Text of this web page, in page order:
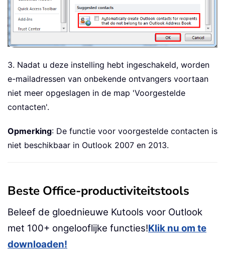
3. Nadat u deze instelling hebt ingeschakeld, worden
e-mailadressen van onbekende ontvangers voortaan
niet meer opgeslagen in de map 'Voorgestelde
contacten'.
Opmerking: De functie voor voorgestelde contacten is
niet beschikbaar in Outlook 2007 en 2013.
Beste Office-productiviteitstools
Beleef de gloednieuwe Kutools voor Outlook
met 100+ ongelooflijke functies!Klik nu om te
downloaden!